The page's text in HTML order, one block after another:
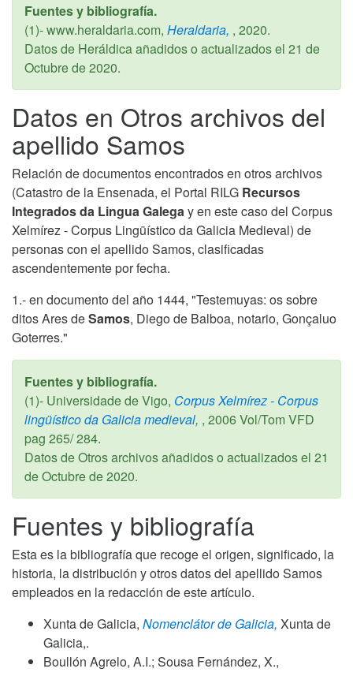
Fuentes y bibliografía.
(1)- www.heraldaria.com, Heraldaria, , 2020.
Datos de Heráldica añadidos o actualizados el 21 de
Octubre de 2020.
Datos en Otros archivos del
apellido Samos
Relación de documentos encontrados en otros archivos
(Catastro de la Ensenada, el Portal RILG Recursos
Integrados da Lingua Galega y en este caso del Corpus
Xelmírez - Corpus Lingüístico da Galicia Medieval) de
personas con el apellido Samos, clasificadas
ascendentemente por fecha.
1.- en documento del año 1444, "Testemuyas: os sobre
ditos Ares deSamos, Diego de Balboa, notario, Gonçaluo
Goterres."
Fuentes y bibliografía.
(1)- Universidade de Vigo, Corpus Xelmírez - Corpus
lingüístico da Galicia medieval, , 2006Vol/Tom VFD
pag 265/ 284.
Datos de Otros archivos añadidos o actualizados el 21
de Octubre de 2020.
Fuentes y bibliografía
Esta es la bibliografía que recoge el origen, significado, la
historia, la distribución y otros datos del apellido Samos
empleados en la redacción de este artículo.
Xunta de Galicia, Nomenclátor de Galicia, Xunta de
Galicia,.
Boullón Agrelo, A.I.; Sousa Fernández, X.,